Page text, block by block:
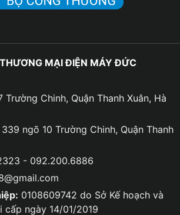
MẠI ĐIỆN MÁY ĐỨC
Trường Chinh, Quận Thanh Xuân, Hà
339 ngõ 10 Trường Chinh, Quận Thanh
- 092.200.6886
0108609742 do Sở Kế hoạch và
cấp ngày 14/01/2019